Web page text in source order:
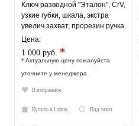
Ключ разводной "Эталон", CrV,
узкие губки, шкала, экстра
увелич.захват, прорезин.ручка
150 мм ( 34 м
Цена:
1 000 руб. *
* Актуальную цену пожалуйста
уточните у менеджера
В избранное
Купить в 1 клик Под заказ